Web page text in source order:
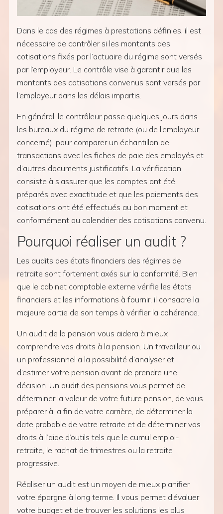
Dans le cas des régimes à prestations définies, il est
nécessaire de contrôler si les montants des
cotisations fixés par l’actuaire du régime sont versés
par l’employeur. Le contrôle vise à garantir que les
montants des cotisations convenus sont versés par
l’employeur dans les délais impartis.
En général, le contrôleur passe quelques jours dans
les bureaux du régime de retraite (ou de l’employeur
concerné), pour comparer un échantillon de
transactions avec les fiches de paie des employés et
d’autres documents justificatifs. La vérification
consiste à s’assurer que les comptes ont été
préparés avec exactitude et que les paiements des
cotisations ont été effectués au bon moment et
conformément au calendrier des cotisations convenu.
Pourquoi réaliser un audit ?
Les audits des états financiers des régimes de
retraite sont fortement axés sur la conformité. Bien
que le cabinet comptable externe vérifie les états
financiers et les informations à fournir, il consacre la
majeure partie de son temps à vérifier la cohérence.
Un audit de la pension vous aidera à mieux
comprendre vos droits à la pension. Un travailleur ou
un professionnel a la possibilité d’analyser et
d’estimer votre pension avant de prendre une
décision. Un audit des pensions vous permet de
déterminer la valeur de votre future pension, de vous
préparer à la fin de votre carrière, de déterminer la
date probable de votre retraite et de déterminer vos
droits à l’aide d’outils tels que le cumul emploi-
retraite, le rachat de trimestres ou la retraite
progressive.
Réaliser un audit est un moyen de mieux planifier
votre épargne à long terme. Il vous permet d’évaluer
votre budget et de trouver les solutions les plus